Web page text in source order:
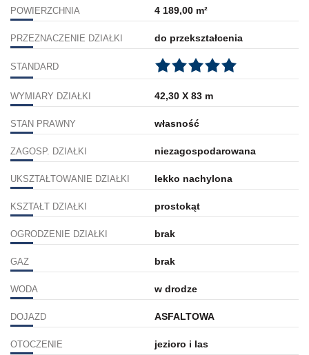
POWIERZCHNIA 4 189,00 m²
PRZEZNACZENIE DZIAŁKI do przekształcenia
STANDARD
WYMIARY DZIAŁKI 42,30 X 83 m
STAN PRAWNY własność
ZAGOSP. DZIAŁKI niezagospodarowana
UKSZTAŁTOWANIE DZIAŁKI lekko nachylona
KSZTAŁT DZIAŁKI prostokąt
OGRODZENIE DZIAŁKI brak
GAZ brak
WODA w drodze
DOJAZD ASFALTOWA
OTOCZENIE jezioro i las